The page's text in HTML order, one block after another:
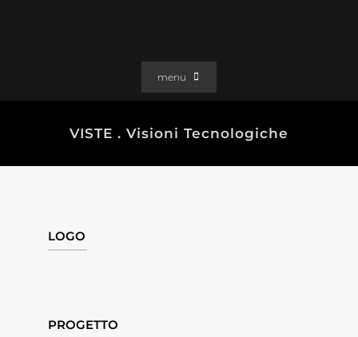
menu
SOLUZIONI WEB
VISTE . Visioni Tecnologiche
LOGO
PROGETTO